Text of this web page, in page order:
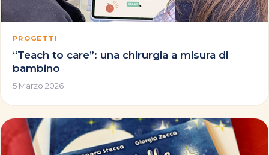
PROGETTI
“Teach to care”: una chirurgia a misura di
bambino
5 Marzo 2026